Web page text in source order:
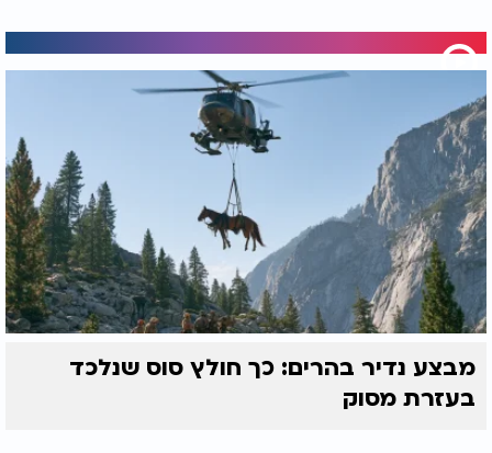
מבצע נדיר בהרים: כך חולץ סוס שנלכד
בעזרת מסוק